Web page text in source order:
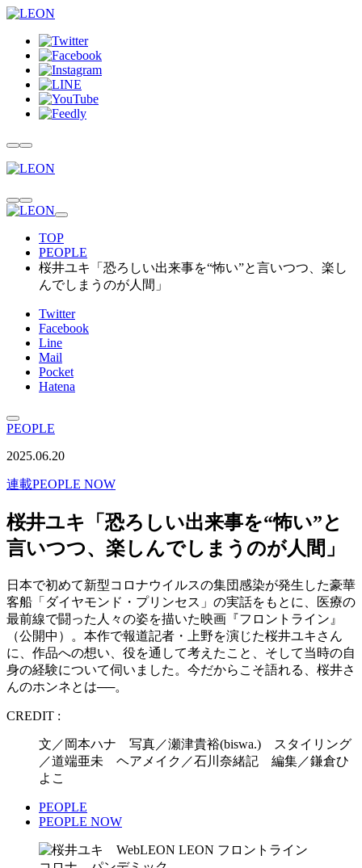
TOP
PEOPLE
桜井ユキ「恐ろしい出来事を“怖い”と言いつつ、楽し
んでしまうのが人間」
Twitter
Facebook
Line
Mail
Pocket
Hatena
PEOPLE
2025.06.20
連載PEOPLE NOW
桜井ユキ「恐ろしい出来事を“怖い”と
言いつつ、楽しんでしまうのが人間」
日本で初めて新型コロナウイルスの集団感染が発生した豪華
客船「ダイヤモンド・プリンセス」の実話をもとに、医療の
最前線で闘った人々の姿を描いた映画『フロントライン』
（公開中）。本作で報道記者・上野を演じた桜井ユキさん
に、作品への想い、役を通して考えたこと、そして当時の自
身の経験について伺いました。今だからこそ語れる、桜井さ
んのホンネとは──。
CREDIT :
文／岡本ハナ 写真／瀬津貴裕(biswa.) スタイリング
／道端亜未 ヘアメイク／石川奈緒記 編集／鎌倉ひ
よこ
PEOPLE
PEOPLE NOW